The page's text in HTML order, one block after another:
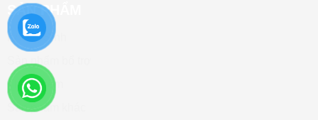
SẢN PHẨM
Kháng Sinh
Sản phẩm bổ trợ
Thuốc tiêm
Sản phẩm khác